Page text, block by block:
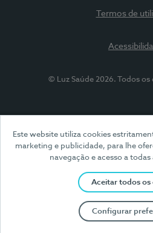
Este website utiliza cookies
marketing e publicidade, para lhe
navegação e acesso a
Aceitar todos os
Configurar
Termos de
© Luz Saúde 2026. Todos